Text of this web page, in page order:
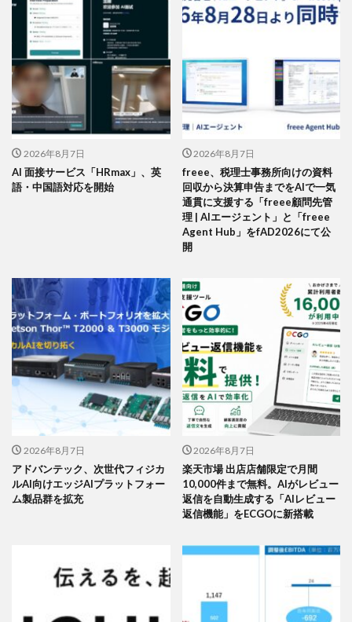
2026年8月7日
AI 面接サービス「HRmax」、英
語・中国語対応を開始
2026年8月7日
freee、税理士事務所向けの資料
回収から決算申告までをAIで一気
通貫に支援する「freee顧問先管
理 | AIエージェント」と「freee
Agent Hub」をfAD2026にて公
開
2026年8月7日
アドバンテック、次世代フィジカ
ルAI向けエッジAIプラットフォー
ム製品群を拡充
2026年8月7日
楽天市場 出店店舗限定で月間
10,000件まで無料。AIがレビュー
返信を自動生成する「AIレビュー
返信機能」をECGOに新搭載